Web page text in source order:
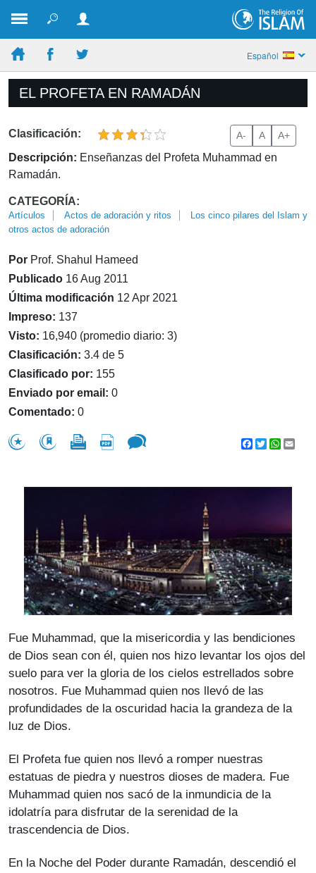
Español
EL PROFETA EN RAMADÁN
Clasificación: A- A A+
Descripción: Enseñanzas del Profeta Muhammad en
Ramadán.
CATEGORÍA:
Artículos Actos de adoración y ritos
Los cinco pilares del Islam y
otros actos de adoración
Por Prof. Shahul Hameed
Publicado 16 Aug 2011
Última modificación 12 Apr 2021
Impreso: 137
Visto: 16,940 (promedio diario: 3)
Clasificación: 3.4 de 5
Clasificado por: 155
Enviado por email: 0
Comentado: 0
Facebook
Twitter
Fue Muhammad, que la misericordia y las bendiciones
de Dios sean con él, quien nos hizo levantar los ojos del
suelo para ver la gloria de los cielos estrellados sobre
nosotros. Fue Muhammad quien nos llevó de las
profundidades de la oscuridad hacia la grandeza de la
luz de Dios.
El Profeta fue quien nos llevó a romper nuestras
estatuas de piedra y nuestros dioses de madera. Fue
Muhammad quien nos sacó de la inmundicia de la
idolatría para disfrutar de la serenidad de la
trascendencia de Dios.
En la Noche del Poder durante Ramadán, descendió el